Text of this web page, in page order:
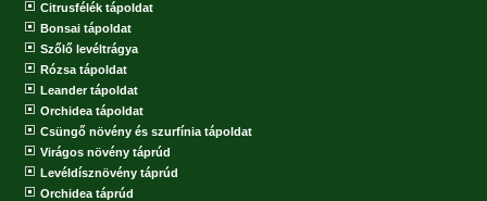
Citrusfélék tápoldat
Bonsai tápoldat
Szőlő levéltrágya
Rózsa tápoldat
Leander tápoldat
Orchidea tápoldat
Csüngő növény és szurfínia tápoldat
Virágos növény táprúd
Levéldísznövény táprúd
Orchidea táprúd